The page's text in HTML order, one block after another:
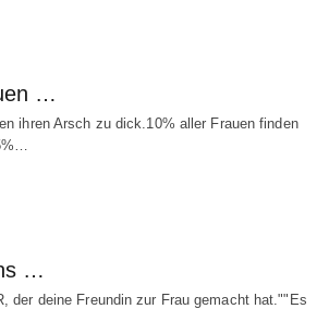
…
ihren Arsch zu dick.10% aller Frauen finden
…
der deine Freundin zur Frau gemacht hat.""Es